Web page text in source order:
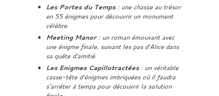
Les Portes du Temps: une chasse au trésor
en 55 énigmes pour découvrir un monument
célèbre.
Meeting Manor: un roman émouvant avec
une énigme finale, suivant les pas d’Alice dans
sa quête d’amitié.
Les Enigmes Capillotractées: un véritable
casse-tête d’énigmes imbriquées où il faudra
s’arrêter à temps pour découvrir la solution